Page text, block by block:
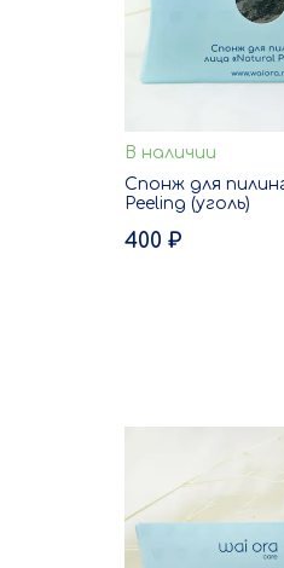
В наличии
Спонж для
Peeling (уголь)
400 ₽
В
ЗАКАЗ В